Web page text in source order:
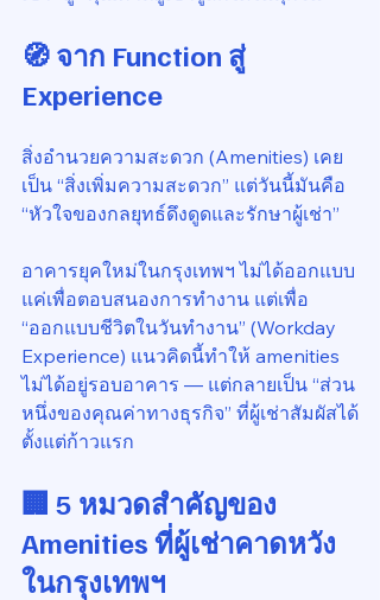
🧭 จาก Function สู่
Experience
สิ่งอำนวยความสะดวก (Amenities) เคย
เป็น “สิ่งเพิ่มความสะดวก” แต่วันนี้มันคือ
“หัวใจของกลยุทธ์ดึงดูดและรักษาผู้เช่า”
อาคารยุคใหม่ในกรุงเทพฯ ไม่ได้ออกแบบ
แค่เพื่อตอบสนองการทำงาน แต่เพื่อ
“ออกแบบชีวิตในวันทำงาน” (Workday
Experience) แนวคิดนี้ทำให้ amenities
ไม่ได้อยู่รอบอาคาร — แต่กลายเป็น “ส่วน
หนึ่งของคุณค่าทางธุรกิจ” ที่ผู้เช่าสัมผัสได้
ตั้งแต่ก้าวแรก
🏢 5 หมวดสำคัญของ
Amenities ที่ผู้เช่าคาดหวัง
ในกรุงเทพฯ